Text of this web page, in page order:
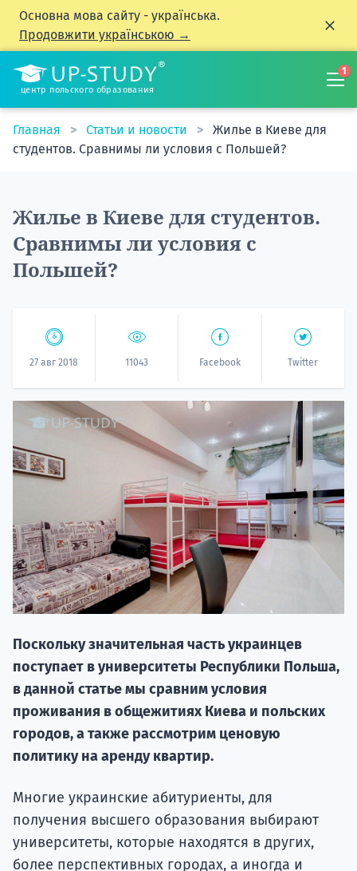
Основна мова сайту - українська.
Продовжити українською →
центр польского образования
1
Главная Статьи и новости
Жилье в Киеве для
студентов. Сравнимы ли условия с Польшей?
Жилье в Киеве для студентов.
Сравнимы ли условия с
Польшей?
27 авг 2018 11043 Facebook Twitter
Поскольку значительная часть украинцев
поступает в университеты Республики Польша,
в данной статье мы сравним условия
проживания в общежитиях Киева и польских
городов, а также рассмотрим ценовую
политику на аренду квартир.
Многие украинские абитуриенты, для
получения высшего образования выбирают
университеты, которые находятся в других,
более перспективных городах, а иногда и